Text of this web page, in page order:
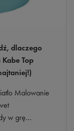
dlaczego
Top
Malowanie
w grę